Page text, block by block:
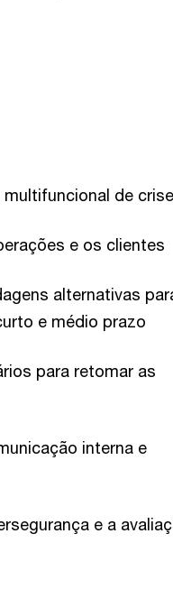
de crise
e os clientes
alternativas
e médio prazo
para retomar as
interna e
e a